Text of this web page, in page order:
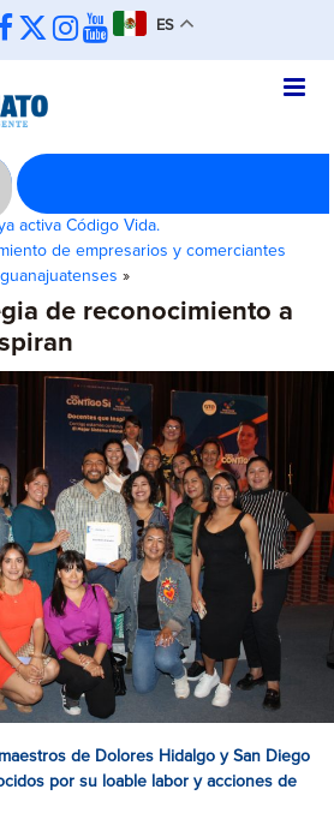
ES
activa Código Vida.
de empresarios y comerciantes
guanajuatenses »
de reconocimiento a
de Dolores Hidalgo y San Diego
por su loable labor y acciones de